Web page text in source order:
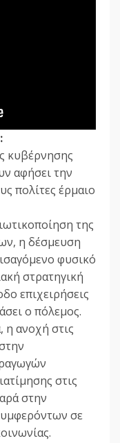
κυβέρνησης
αφήσει την
πολίτες έρμαιο
της
η δέσμευση
φυσικό
στρατηγική
επιχειρήσεις
ο πόλεμος.
η ανοχή στις
στις
στην
σε